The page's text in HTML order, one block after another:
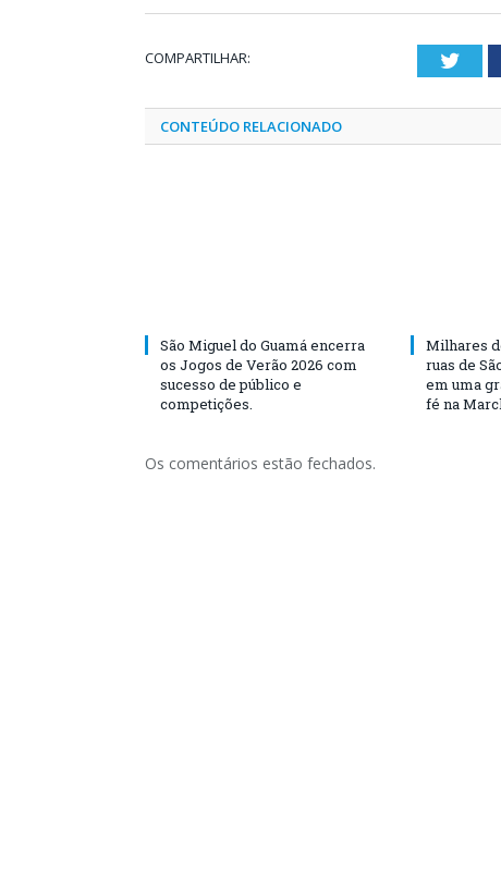
COMPARTILHAR:
CONTEÚDO RELACIONADO
São Miguel do Guamá encerra
os Jogos de Verão 2026 com
sucesso de público e
competições.
Milhares
ruas de
em uma
fé na
Os comentários estão fechados.